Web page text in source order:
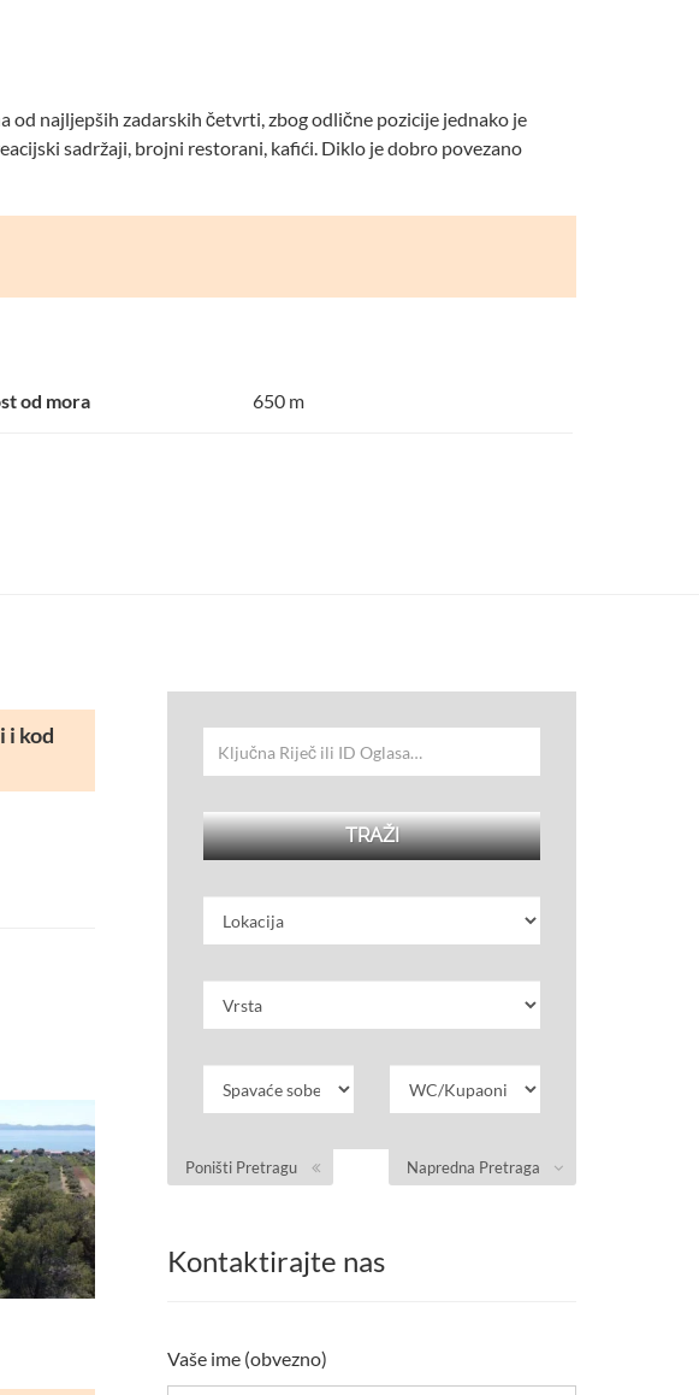
od najljepših zadarskih četvrti, zbog odlične pozicije jednako je
sadržaji, brojni restorani, kafići. Diklo je dobro povezano
od mora 650 m
i kod
Napredna Pretraga
Poništi Pretragu
Kontaktirajte nas
Vaše ime (obvezno)